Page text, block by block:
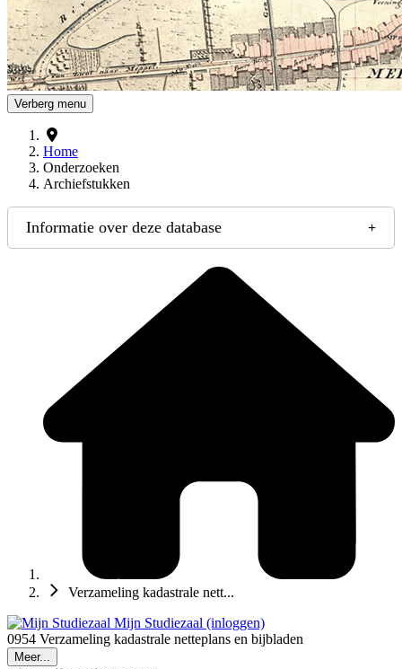
Verberg menu
Home
Onderzoeken
Archiefstukken
Informatie over deze database
Verzameling kadastrale nett...
Mijn Studiezaal (inloggen)
0954 Verzameling kadastrale netteplans en bijbladen
Meer...